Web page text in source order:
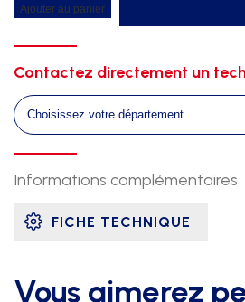
Caillebotis
x
4m00
pieds
Ajouter au panier
Contactez directement un
Informations complémentaires
FICHE TECHNIQUE
Vous aimerez